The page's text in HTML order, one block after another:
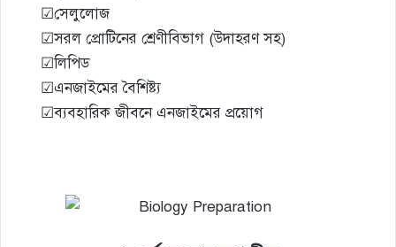
☑সেলুলোজ
☑সরল প্রোটিনের শ্রেণীবিভাগ (উদাহরণ সহ)
☑লিপিড
☑এনজাইমের বৈশিষ্ট্য
☑ব্যবহারিক জীবনে এনজাইমের প্রয়োগ